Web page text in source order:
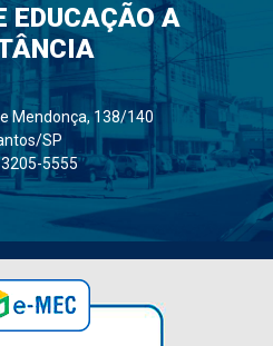
EDUCAÇÃO A
Mendonça, 138/140
SP
5555